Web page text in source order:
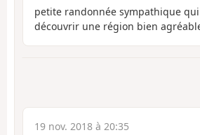
petite randonnée sympathique
découvrir une région bien
19 nov. 2018 à 20:35